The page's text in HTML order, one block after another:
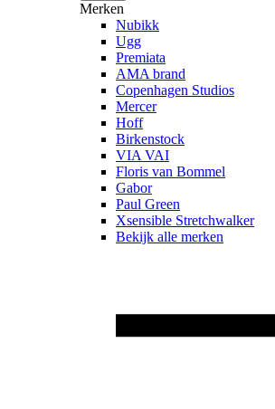
Merken
Nubikk
Ugg
Premiata
AMA brand
Copenhagen Studios
Mercer
Hoff
Birkenstock
VIA VAI
Floris van Bommel
Gabor
Paul Green
Xsensible Stretchwalker
Bekijk alle merken